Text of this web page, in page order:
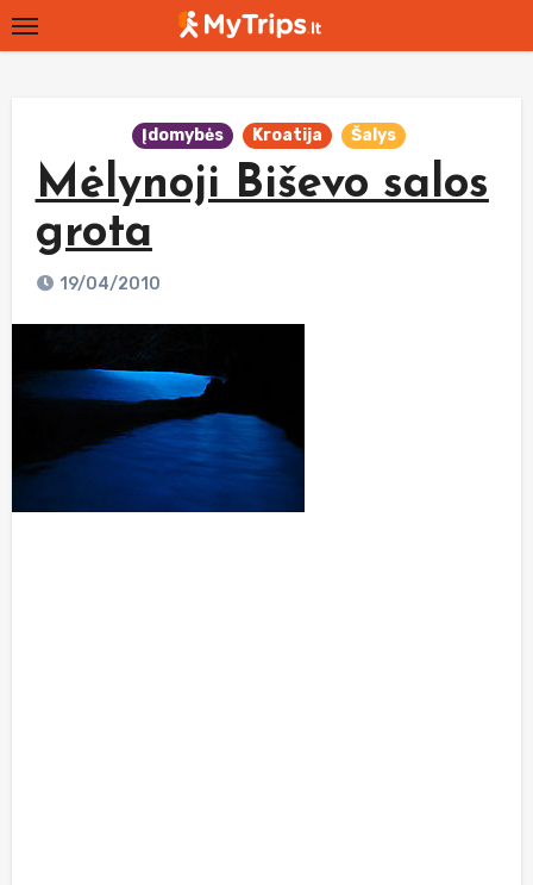
Skip
to
Įdomybės Kroatija Šalys
Mėlynoji Biševo salos
grota
19/04/2010